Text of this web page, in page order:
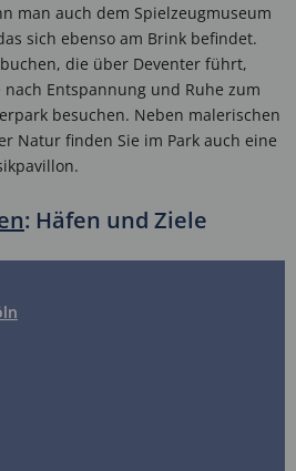
man auch dem Spielzeugmuseum
sich ebenso am Brink befindet.
die über Deventer führt,
Entspannung und Ruhe zum
besuchen. Neben malerischen
Natur finden Sie im Park auch eine
: Häfen und Ziele